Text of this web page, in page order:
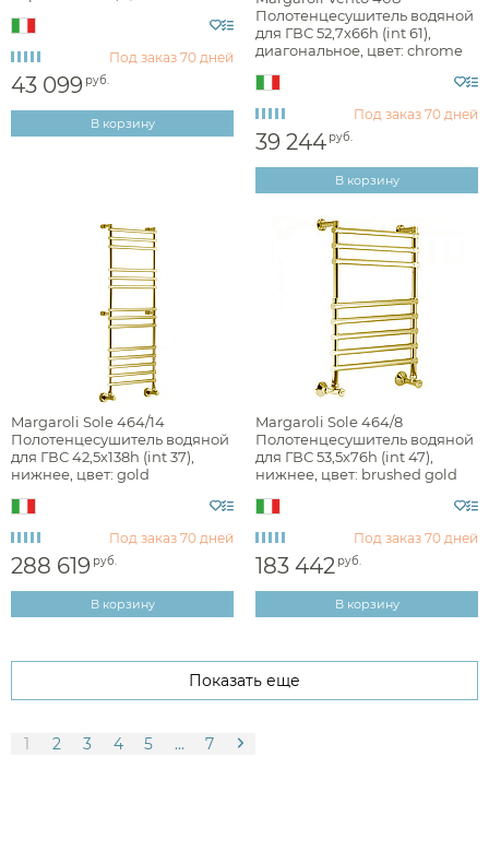
Под заказ 70 дней
43 099 руб.
В корзину
Полотенцесушитель водяной
для ГВС 52,7х66h (int 61),
диагональное, цвет: chrome
Под заказ 70 дней
39 244 руб.
В корзину
Margaroli Sole 464/14
Полотенцесушитель водяной
для ГВС 42,5х138h (int 37),
нижнее, цвет: gold
Под заказ 70 дней
288 619 руб.
В корзину
Margaroli Sole 464/8
Полотенцесушитель водяной
для ГВС 53,5х76h (int 47),
нижнее, цвет: brushed gold
Под заказ 70 дней
183 442 руб.
В корзину
Показать еще
1 2 3 4 5 ... 7